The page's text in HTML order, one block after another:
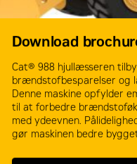
Download
Cat® 988 hjullæsseren
brændstofbesparelser og
Denne maskine opfylder
til at forbedre
med ydeevnen.
gør maskinen bedre